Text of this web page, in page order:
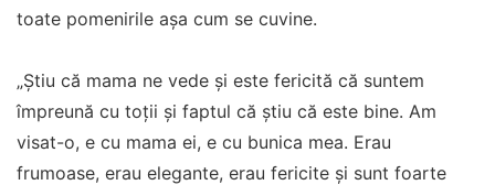
toate pomenirile așa cum se cuvine.
„Știu că mama ne vede și este fericită că suntem
împreună cu toții și faptul că știu că este bine. Am
visat-o, e cu mama ei, e cu bunica mea. Erau
frumoase, erau elegante, erau fericite și sunt foarte